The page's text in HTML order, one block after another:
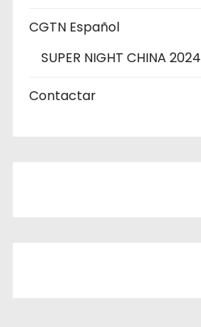
CGTN Español
SUPER NIGHT CHINA 2024
Contactar